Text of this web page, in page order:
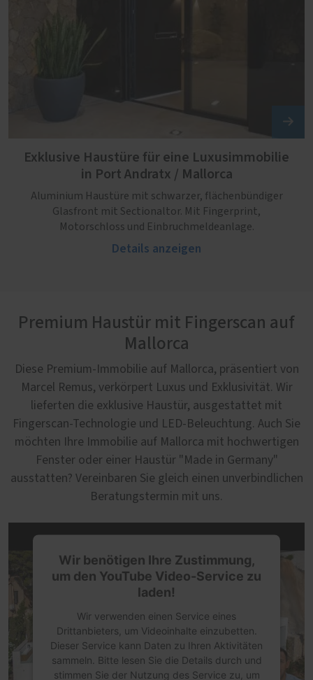
Exklusive Haustüre für eine Luxusimmobilie
in Port Andratx / Mallorca
Aluminium Haustüre mit schwarzer, flächenbündiger
Glasfront mit Sectionaltor. Mit Fingerprint,
Motorschloss und Einbruchmeldeanlage.
Details anzeigen
Premium Haustür mit Fingerscan auf
Mallorca
Diese Premium-Immobilie auf Mallorca, präsentiert von
Marcel Remus, verkörpert Luxus und Exklusivität. Wir
lieferten die exklusive Haustür, ausgestattet mit
Fingerscan-Technologie und LED-Beleuchtung. Auch Sie
möchten Ihre Immobilie auf Mallorca mit hochwertigen
Fenster oder einer Haustür "Made in Germany"
ausstatten? Vereinbaren Sie gleich einen unverbindlichen
Beratungstermin mit uns.
Wir benötigen Ihre Zustimmung,
um den YouTube Video-Service zu
laden!
Wir verwenden einen Service eines
Drittanbieters, um Videoinhalte einzubetten.
Dieser Service kann Daten zu Ihren Aktivitäten
sammeln. Bitte lesen Sie die Details durch und
stimmen Sie der Nutzung des Service zu, um